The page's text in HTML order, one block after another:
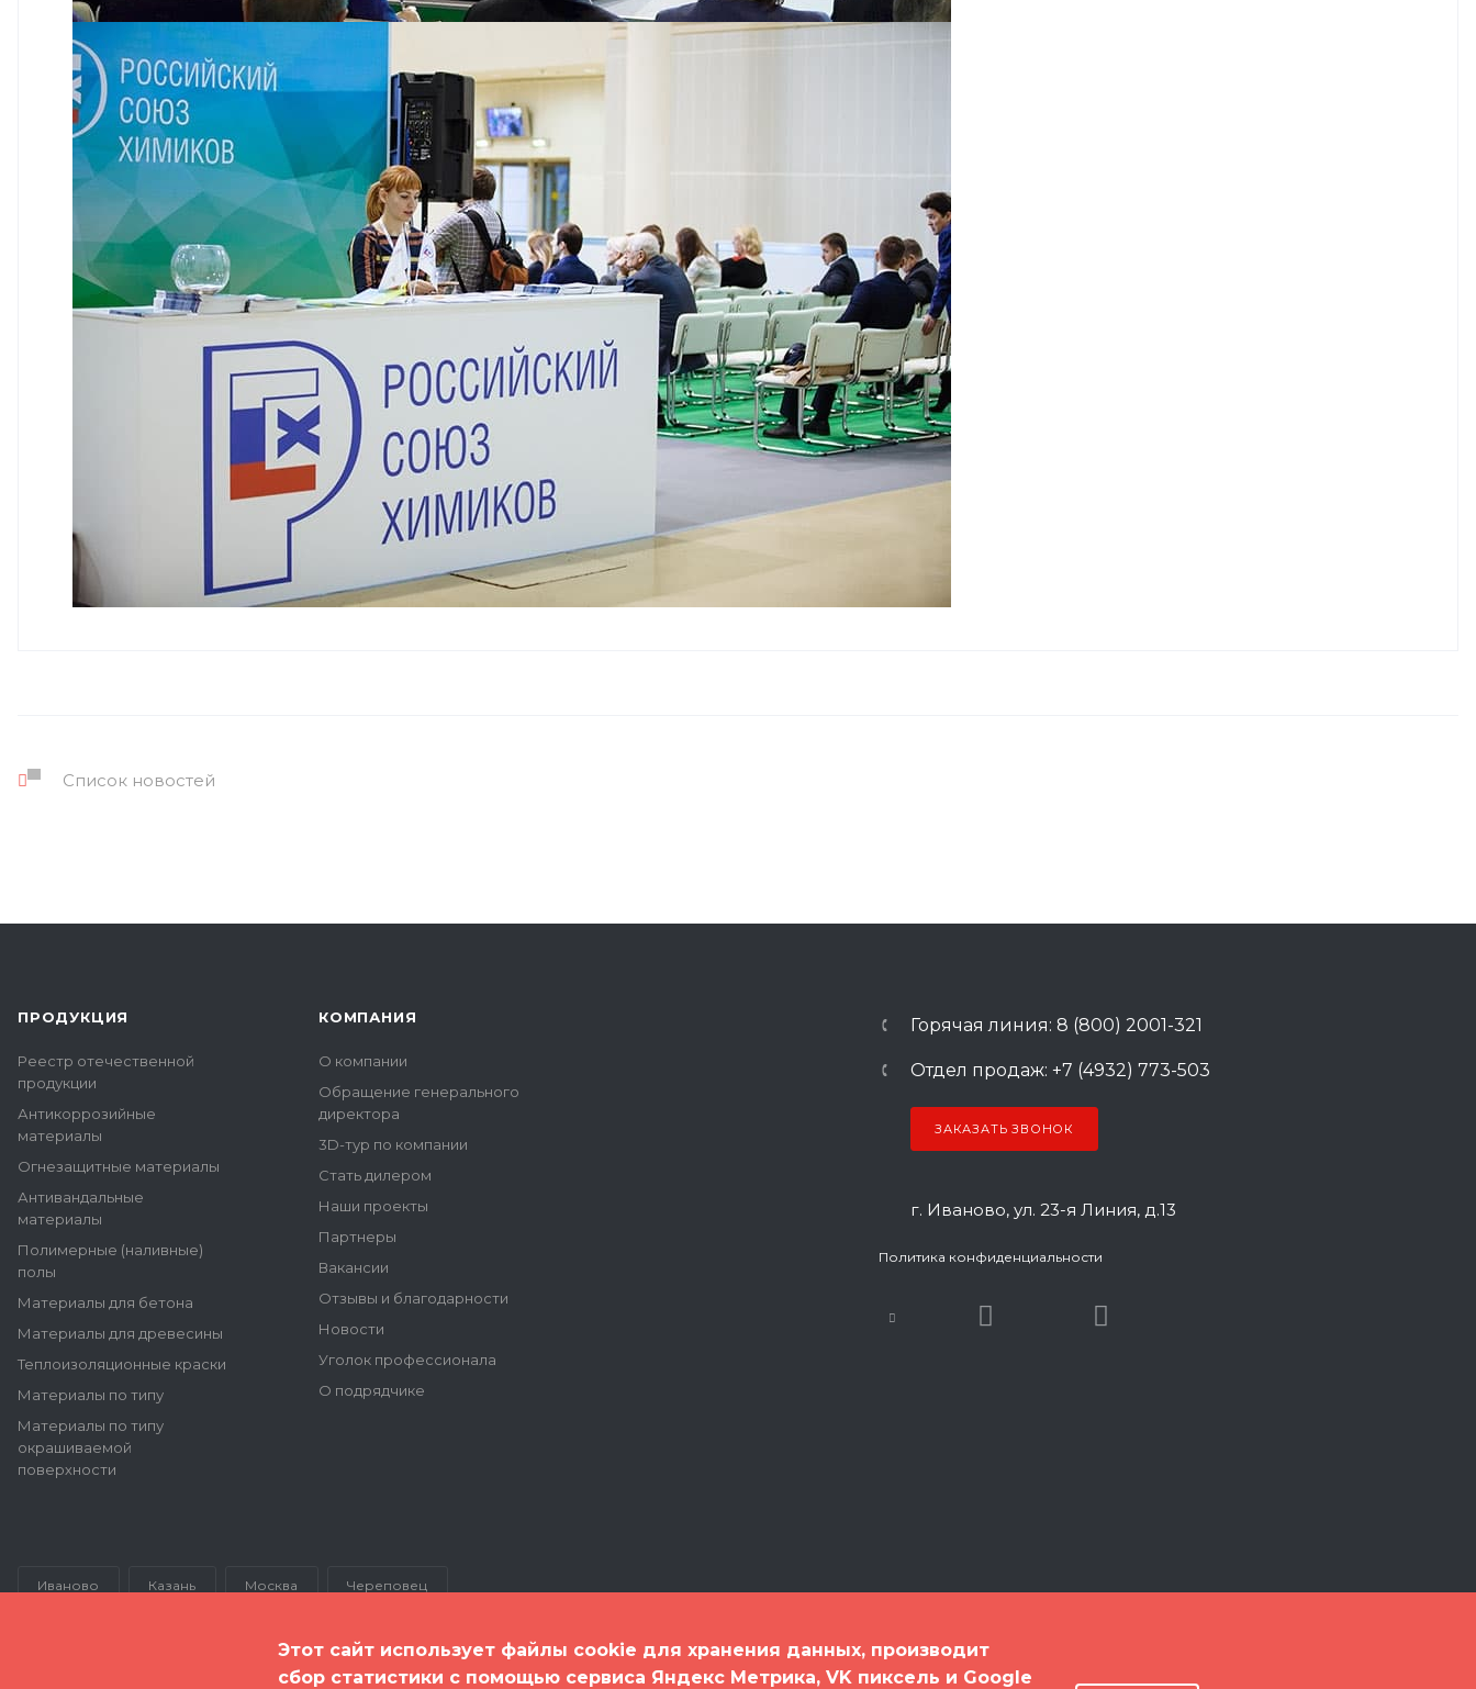
Список новостей
ПРОДУКЦИЯ
Реестр отечественной
продукции
Антикоррозийные
материалы
Огнезащитные материалы
Антивандальные
материалы
Полимерные (наливные)
полы
Материалы для бетона
Материалы для древесины
Теплоизоляционные краски
Материалы по типу
Материалы по типу
окрашиваемой
поверхности
КОМПАНИЯ
О компании
Обращение генерального
директора
3D-тур по компании
Стать дилером
Наши проекты
Партнеры
Вакансии
Отзывы и благодарности
Новости
Уголок профессионала
О подрядчике
Горячая линия: 8 (800) 2001-321
Отдел продаж: +7 (4932) 773-503
ЗАКАЗАТЬ ЗВОНОК
г. Иваново, ул. 23-я Линия, д.13
Политика конфиденциальности
Иваново Казань Москва Череповец
Этот сайт использует файлы cookie для хранения данных, производит
сбор статистики с помощью сервиса Яндекс Метрика, VK пиксель и Google